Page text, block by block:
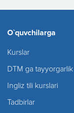
O`quvchilarga
Kurslar
DTM ga tayyorgarlik
Ingliz tili kurslari
Tadbirlar